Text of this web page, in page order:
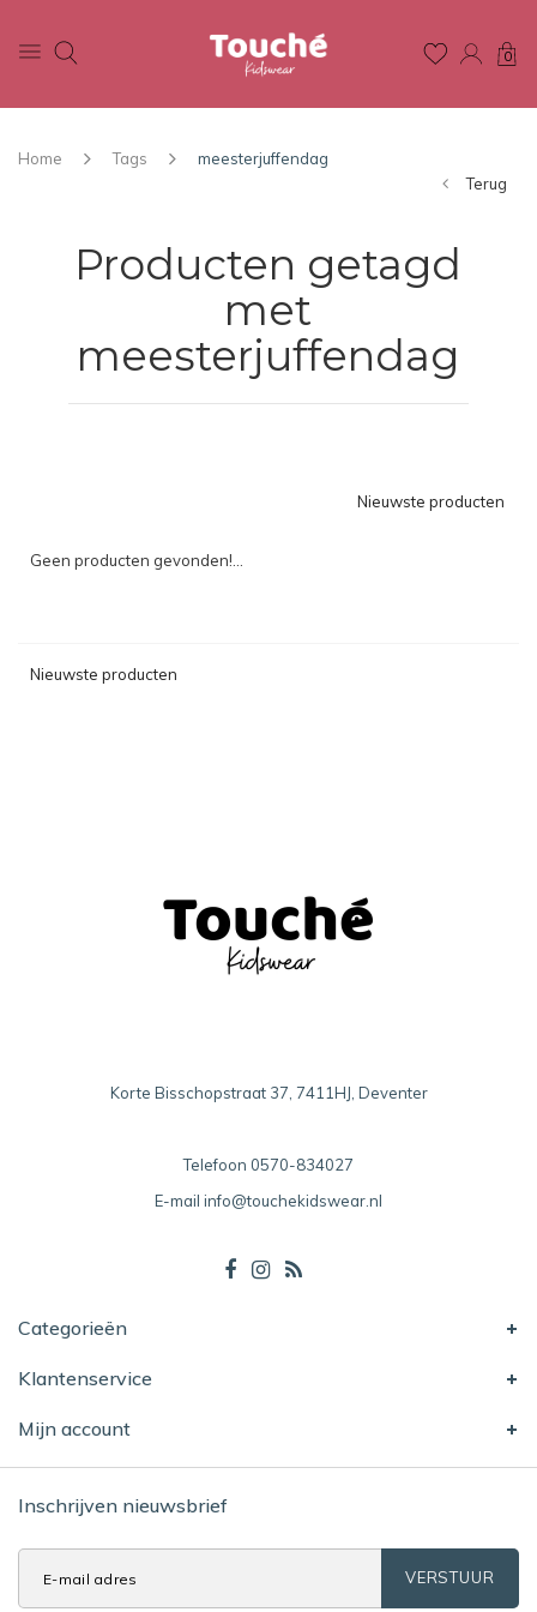
0
Home Tags
meesterjuffendag
Terug
Producten getagd
met
meesterjuffendag
Nieuwste producten
Geen producten gevonden!...
Nieuwste producten
Korte Bisschopstraat 37, 7411HJ, Deventer
Telefoon 0570-834027
E-mail info@touchekidswear.nl
Categorieën
Klantenservice
Mijn account
Inschrijven nieuwsbrief
VERSTUUR